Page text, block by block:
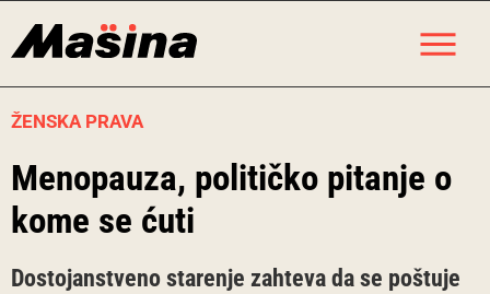
ŽENSKA PRAVA
Menopauza, političko pitanje o
kome se ćuti
Dostojanstveno starenje zahteva da se poštuje